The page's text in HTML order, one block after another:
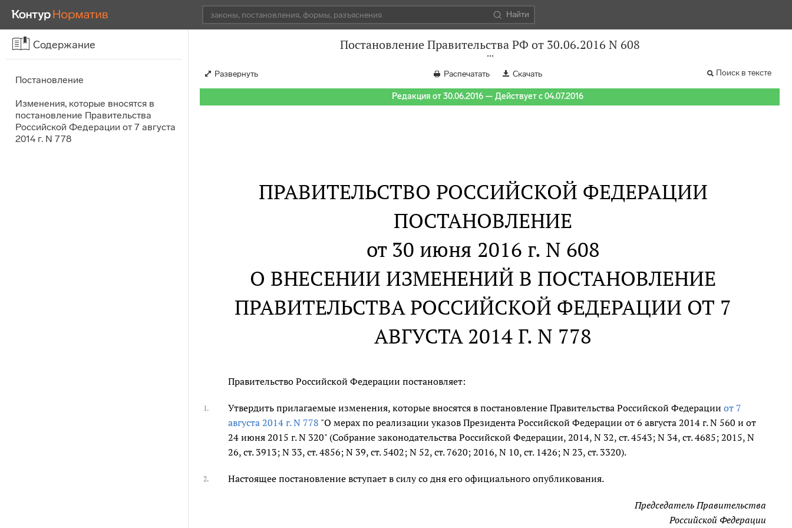
Найти
Содержание
Постановление
Изменения, которые вносятся в
постановление Правительства
Российской Федерации от 7 августа
2014 г. N 778
Постановление Правительства РФ от 30.06.2016 N 608
Развернуть Распечатать Скачать Поиск в тексте
Редакция от 30.06.2016 — Действует с 04.07.2016
ПРАВИТЕЛЬСТВО РОССИЙСКОЙ ФЕДЕРАЦИИ
ПОСТАНОВЛЕНИЕ
от 30 июня 2016 г. N 608
О ВНЕСЕНИИ ИЗМЕНЕНИЙ В ПОСТАНОВЛЕНИЕ
ПРАВИТЕЛЬСТВА РОССИЙСКОЙ ФЕДЕРАЦИИ ОТ 7
АВГУСТА 2014 Г. N 778
Правительство Российской Федерации постановляет:
1. Утвердить прилагаемые изменения, которые вносятся в постановление Правительства Российской Федерацииот 7
августа 2014 г. N 778 "О мерах по реализации указов Президента Российской Федерации от 6 августа 2014 г. N 560 и от
24 июня 2015 г. N 320" (Собрание законодательства Российской Федерации, 2014, N 32, ст. 4543; N 34, ст. 4685; 2015, N
26, ст. 3913; N 33, ст. 4856; N 39, ст. 5402; N 52, ст. 7620; 2016, N 10, ст. 1426; N 23, ст. 3320).
2. Настоящее постановление вступает в силу со дня его официального опубликования.
Председатель Правительства
Российской Федерации